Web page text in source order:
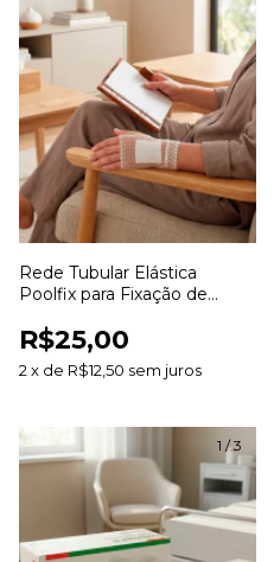
Rede Tubular Elástica
Poolfix para Fixação de
R$25,00
2 x de R$12,50 sem juros
1 /3